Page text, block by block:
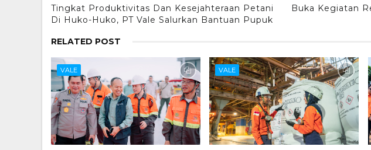
Tingkat Produktivitas Dan Kesejahteraan Petani
Di Huko-Huko, PT Vale Salurkan Bantuan Pupuk
Buka Kegiatan
RELATED POST
VALE VALE